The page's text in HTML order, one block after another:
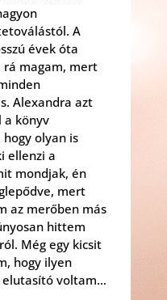
A
évek óta
rá magam, mert
Alexandra azt
a könyv
olyan is
ellenzi a
mondjak, én
mert
az merőben más
hittem
Még egy kicsit
hogy ilyen
voltam…